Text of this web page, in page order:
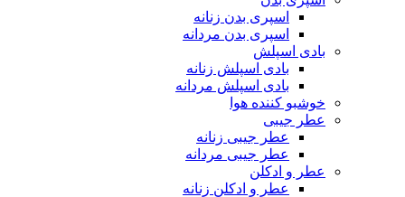
اسپری بدن زنانه
اسپری بدن مردانه
بادی اسپلش
بادی اسپلش زنانه
بادی اسپلش مردانه
خوشبو کننده هوا
عطر جیبی
عطر جیبی زنانه
عطر جیبی مردانه
عطر و ادکلن
عطر و ادکلن زنانه